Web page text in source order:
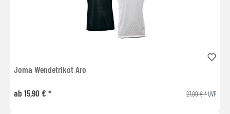
Joma Wendetrikot Aro
ab 15,90 € * 27,00 € *UVP